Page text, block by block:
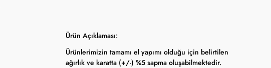
Ürün Açıklaması:
Ürünlerimizin tamamı el yapımı olduğu için belirtilen
ağırlık ve karatta (+/-) %5 sapma oluşabilmektedir.